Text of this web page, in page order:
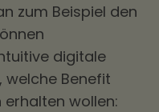
zum Beispiel den
digitale
welche Benefit
wollen: